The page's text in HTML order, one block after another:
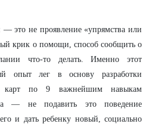
— это не проявление «упрямства или
крик о помощи, способ сообщить о
что-то делать. Именно этот
опыт лег в основу разработки
карт по 9 важнейшим навыкам
— не подавить это поведение
и дать ребенку новый, социально